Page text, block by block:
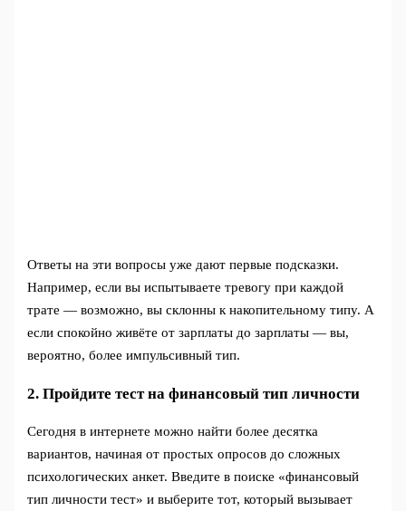
Ответы на эти вопросы уже дают первые подсказки.
Например, если вы испытываете тревогу при каждой
трате — возможно, вы склонны к накопительному типу. А
если спокойно живёте от зарплаты до зарплаты — вы,
вероятно, более импульсивный тип.
2. Пройдите тест на финансовый тип личности
Сегодня в интернете можно найти более десятка
вариантов, начиная от простых опросов до сложных
психологических анкет. Введите в поиске «финансовый
тип личности тест» и выберите тот, который вызывает